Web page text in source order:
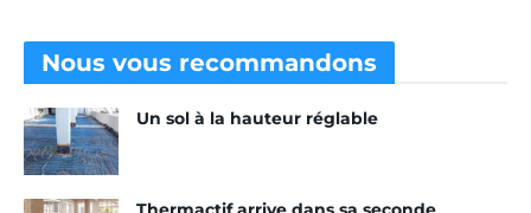
Interclima. En 2006, c’est la 1èregénération de
collecteurs modulaires en matériau de synthèse
qui fait son apparition. Alors qu’en 2011, Acosense
est la première génération de plafonds chauffants-
rafraîchissants sous Atec. En 2012, un concept
Nous vous recommandons
Un sol à la hauteur réglable